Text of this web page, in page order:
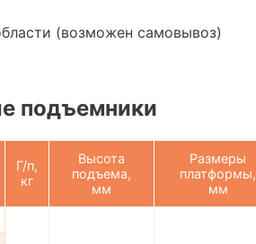
(возможен самовывоз)
подъемники
Г/п,
кг
Высота
подъема,
мм
Размеры
платформы,
мм